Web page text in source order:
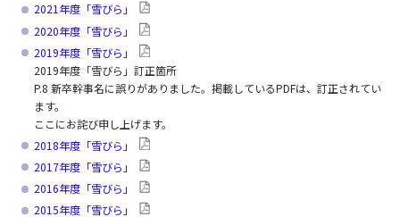
2021年度「雪びら」
2020年度「雪びら」
2019年度「雪びら」
2019年度「雪びら」訂正箇所
P.8 新卒幹事名に誤りがありました。掲載しているPDFは、訂正されてい
ます。
ここにお詫び申し上げます。
2018年度「雪びら」
2017年度「雪びら」
2016年度「雪びら」
2015年度「雪びら」